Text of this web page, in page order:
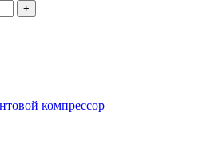
+
компрессор